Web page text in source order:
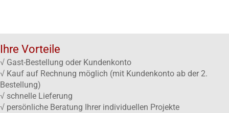
Ihre Vorteile
√ Gast-Bestellung oder Kundenkonto
√ Kauf auf Rechnung möglich (mit Kundenkonto ab der 2.
Bestellung)
√ schnelle Lieferung
√ persönliche Beratung Ihrer individuellen Projekte